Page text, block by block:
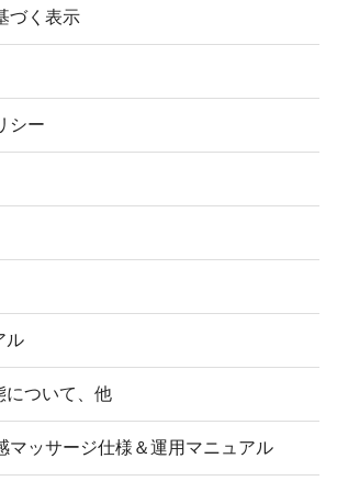
づく表示
シー
ル
について、他
マッサージ仕様＆運用マニュアル